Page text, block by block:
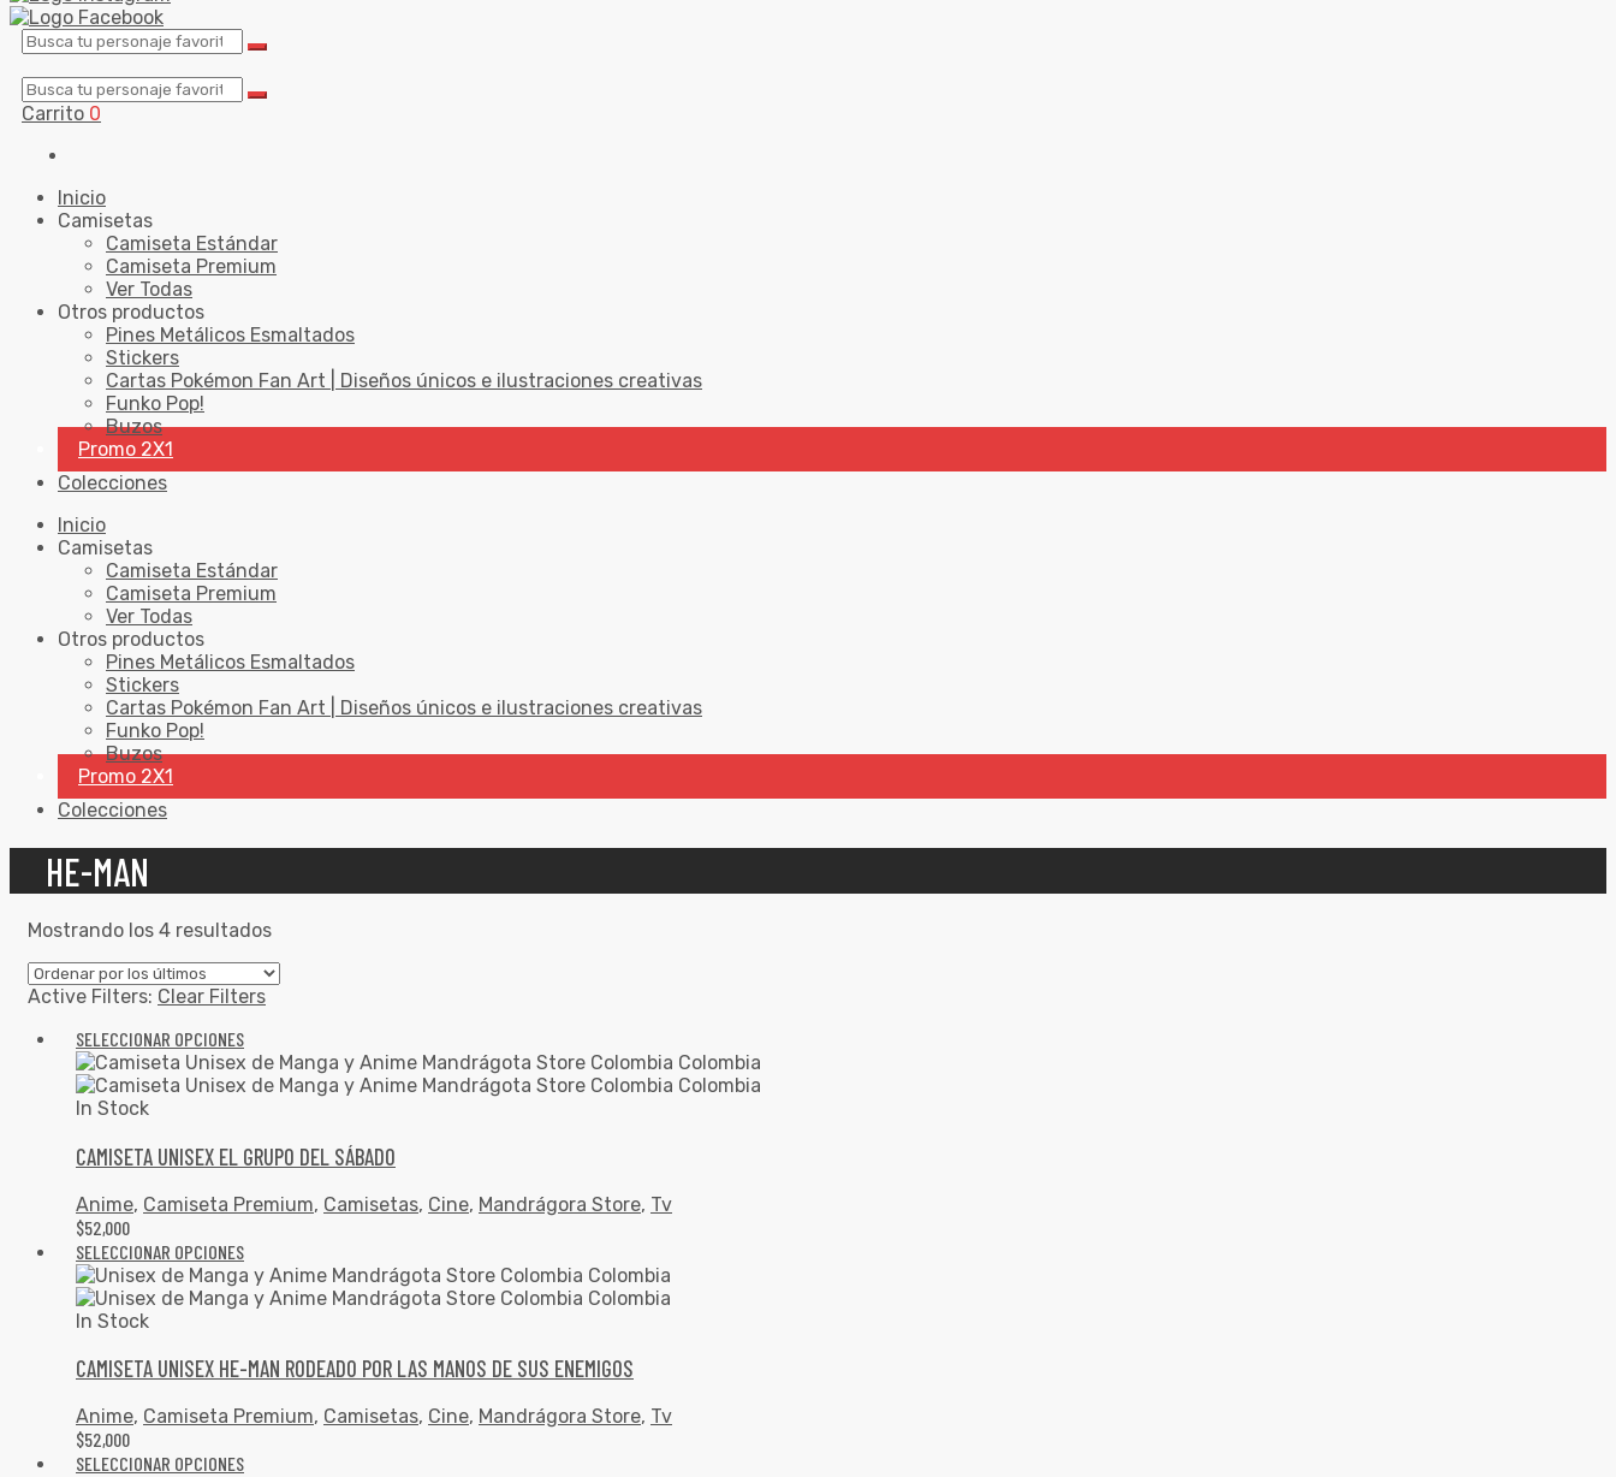
Carrito 0
Inicio
Camisetas
Camiseta Estándar
Camiseta Premium
Ver Todas
Otros productos
Pines Metálicos Esmaltados
Stickers
Cartas Pokémon Fan Art | Diseños únicos e ilustraciones creativas
Funko Pop!
Buzos
Promo 2X1
Colecciones
Inicio
Camisetas
Camiseta Estándar
Camiseta Premium
Ver Todas
Otros productos
Pines Metálicos Esmaltados
Stickers
Cartas Pokémon Fan Art | Diseños únicos e ilustraciones creativas
Funko Pop!
Buzos
Promo 2X1
Colecciones
HE-MAN
Mostrando los 4 resultados
Active Filters: Clear Filters
SELECCIONAR OPCIONES
In Stock
CAMISETA UNISEX EL GRUPO DEL SÁBADO
Anime, Camiseta Premium, Camisetas, Cine, Mandrágora Store, Tv
$52,000
SELECCIONAR OPCIONES
In Stock
CAMISETA UNISEX HE-MAN RODEADO POR LAS MANOS DE SUS ENEMIGOS
Anime, Camiseta Premium, Camisetas, Cine, Mandrágora Store, Tv
$52,000
SELECCIONAR OPCIONES